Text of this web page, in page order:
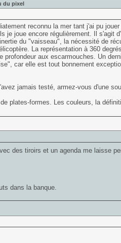
du pixel
reconnu la mer tant j'ai pu
je joue encore régulièrement. Il s'agit
du "vaisseau", la nécessité de
La représentation à 360
aux escarmouches. Un
car elle est tout bonnement
jamais testé, armez-vous d'une
plates-formes. Les couleurs, la
des tiroirs et un agenda me laisse
dans la banque.